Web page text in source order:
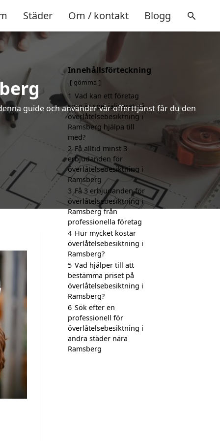
Städer Om / kontakt Blogg
guide och använder vår offerttjänst får du den
Innehållsförteckning
gömma
1 Vad kan ett företag
som är specialiserat på
överlåtelsebesiktning i
Ramsberg hjälpa till
med?
2 Få alltid minst 3
erbjudanden för
överlåtelsebesiktning i
Ramsberg
3 Få 3 erbjudanden för
överlåtelsebesiktning i
Ramsberg från
professionella företag
4 Hur mycket kostar
överlåtelsebesiktning i
Ramsberg?
5 Vad hjälper till att
bestämma priset på
överlåtelsebesiktning i
Ramsberg?
6 Sök efter en
professionell för
överlåtelsebesiktning i
andra städer nära
Ramsberg